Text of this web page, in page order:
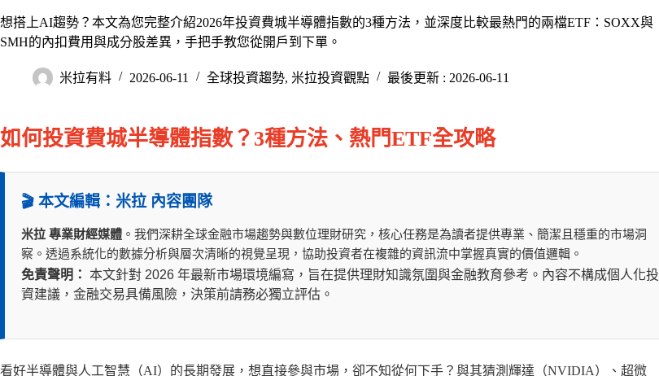
想搭上AI趨勢？本文為您完整介紹2026年投資費城半導體指數的3種方法，並深度比較最熱門的兩檔ETF：SOXX與
SMH的內扣費用與成分股差異，手把手教您從開戶到下單。
米拉有料 2026-06-11 全球投資趨勢, 米拉投資觀點 最後更新 : 2026-06-11
如何投資費城半導體指數？3種方法、熱門ETF全攻略
🎬 本文編輯：米拉 內容團隊
米拉 專業財經媒體 。我們深耕全球金融市場趨勢與數位理財研究，核心任務是為讀者提供專業、簡潔且穩重的市場洞
察。透過系統化的數據分析與層次清晰的視覺呈現，協助投資者在複雜的資訊流中掌握真實的價值邏輯。
免責聲明： 本文針對 2026 年最新市場環境編寫，旨在提供理財知識氛圍與金融教育參考。內容不構成個人化投
資建議，金融交易具備風險，決策前請務必獨立評估。
看好半導體與人工智慧（AI）的長期發展，想直接參與市場，卻不知從何下手？與其猜測輝達（NVIDIA）、超微